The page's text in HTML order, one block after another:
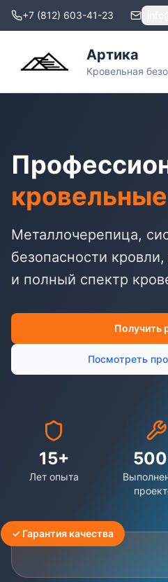
+7 (812) 603-41-23
Артика
Кровельная
кровельные
Металлочерепица,
безопасности
и полный спектр
Получить
Посмотреть
15+
Лет опыта
✓ Гарантия качества